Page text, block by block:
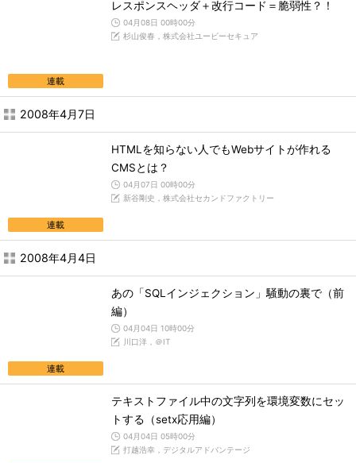
連載
レスポンスヘッダ＋改行コード＝脆弱性？！
04月08日 00時00分
杉山俊春，株式会社ユービーセキュア
2008年4月7日
連載
HTMLを知らない人でもWebサイトが作れる
CMSとは？
04月07日 00時00分
新谷剛史，株式会社セカンドファクトリー
2008年4月4日
連載
あの「SQLインジェクション」騒動の裏で（前
編）
04月04日 10時00分
川口洋，＠IT
テキストファイル中の文字列を環境変数にセッ
トする（setx応用編）
04月04日 05時00分
打越浩幸，デジタルアドバンテージ